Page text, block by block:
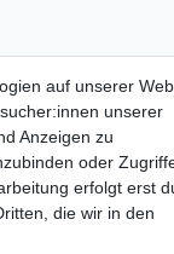
auf unserer
unserer
Anzeigen zu
oder
erfolgt erst
die wir in den